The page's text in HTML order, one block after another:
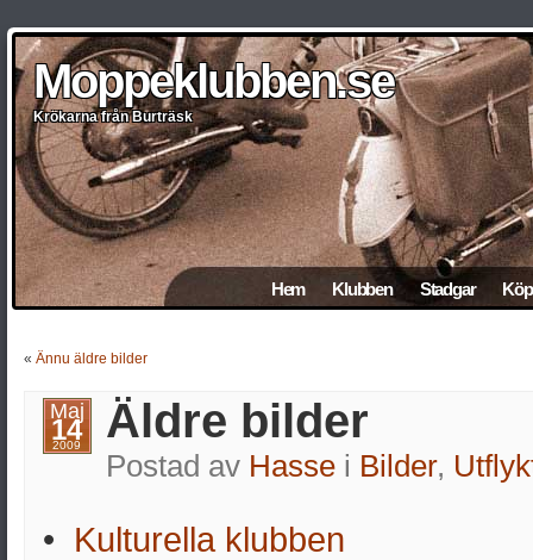
Moppeklubben.se
Moppeklubben.se
Moppeklubben.se
Moppeklubben.se
Moppeklubben.se
Krökarna från Burträsk
Krökarna från Burträsk
Krökarna från Burträsk
Krökarna från Burträsk
Krökarna från Burträsk
Hem Klubben Stadgar
« Ännu äldre bilder
Maj
14
2009 Äldre bilder
Postad av Hassei Bilder,
• Kulturella klubben